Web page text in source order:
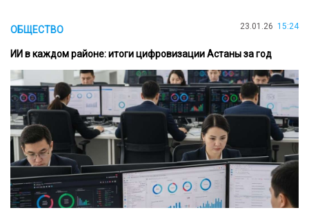
ОБЩЕСТВО 23.01.26 15:24
ИИ в каждом районе: итоги цифровизации Астаны за год